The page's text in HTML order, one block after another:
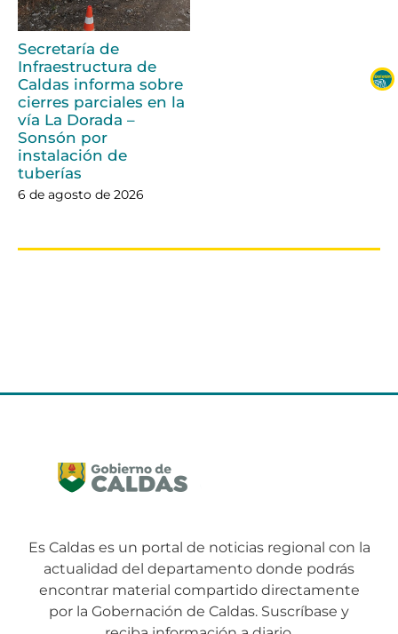
Secretaría de
Infraestructura de
Caldas informa sobre
cierres parciales en la
vía La Dorada –
Sonsón por
instalación de
tuberías
6 de agosto de 2026
Es Caldas es un portal de noticias regional con la
actualidad del departamento donde podrás
encontrar material compartido directamente
por la Gobernación de Caldas. Suscríbase y